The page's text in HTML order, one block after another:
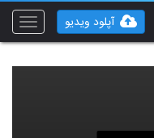
Toggle
آپلود ویدیو